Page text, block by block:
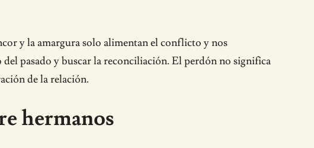
y la amargura solo alimentan el conflicto y nos
pasado y buscar la reconciliación. El perdón no significa
de la relación.
hermanos